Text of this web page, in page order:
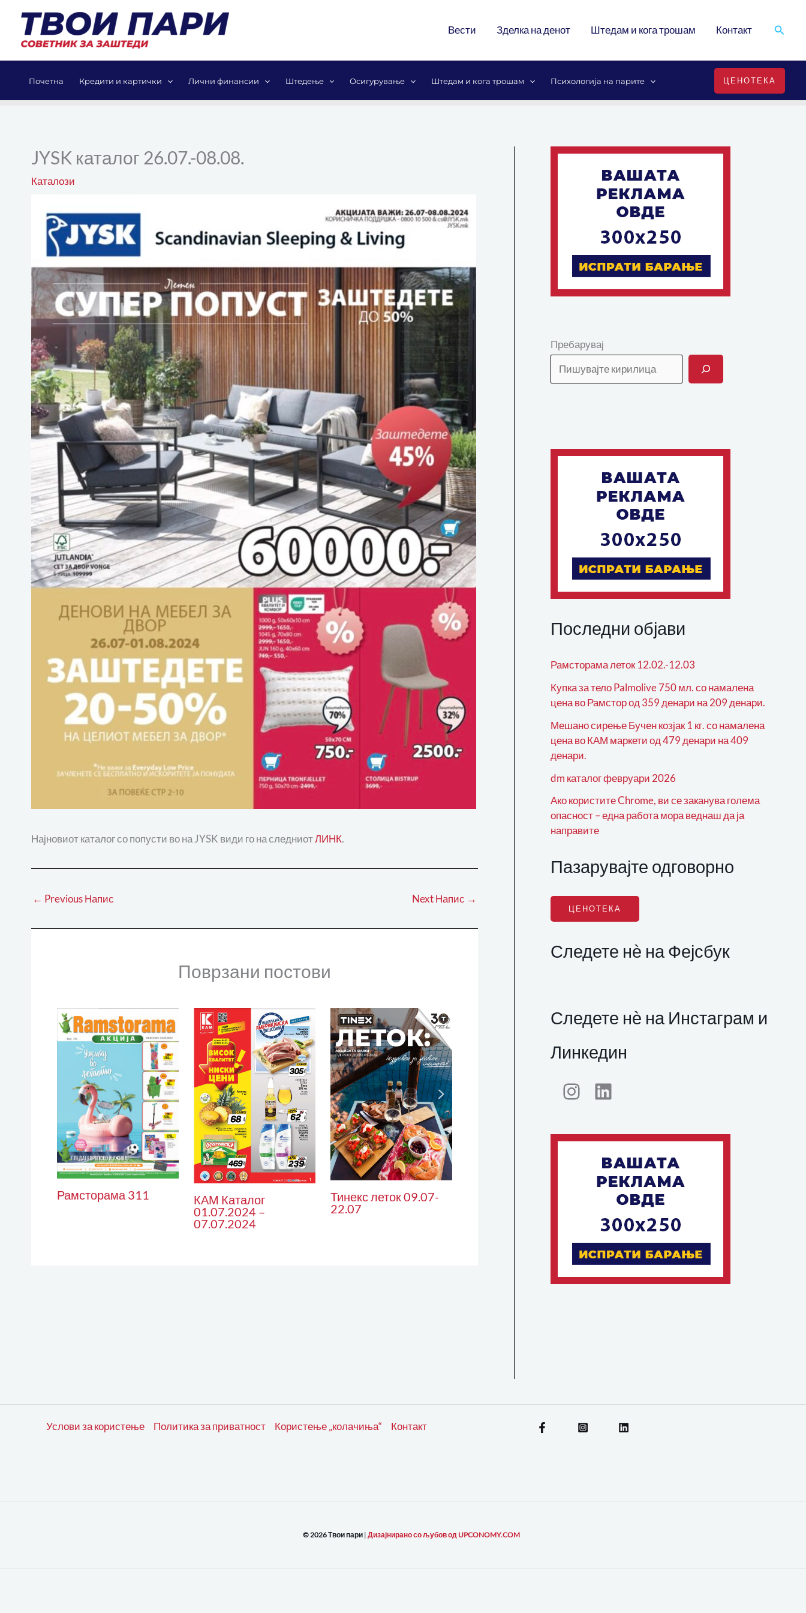
content
Вести Зделка на денот Штедам и кога трошам Контакт Search
Почетна Кредити и картички Лични финансии Штедење Осигурување Штедам и кога трошам Психологија на парите ЦЕНОТЕКА
JYSK каталог 26.07.-08.08.
Каталози
Најновиот каталог со попусти во на JYSK види го на следниотЛИНК.
← Previous Напис Next Напис →
Поврзани постови
Рамсторама 311
КАМ Каталог
01.07.2024 –
07.07.2024
Тинекс леток 09.07-
22.07
Пребарувај
Последни објави
Рамсторама леток 12.02.-12.03
Купка за тело Palmolive 750 мл. со намалена
цена во Рамстор од 359 денари на 209 денари.
Мешано сирење Бучен козјак 1 кг. со намалена
цена во КАМ маркети од 479 денари на 409
денари.
dm каталог февруари 2026
Ако користите Chrome, ви се заканува голема
опасност – една работа мора веднаш да ја
направите
Пазарувајте одговорно
ЦЕНОТЕКА
Следете нѐ на Фејсбук
Следете нѐ на Инстаграм и
Линкедин
Услови за користење Политика за приватност Користење „колачиња“ Контакт
© 2026 Твои пари | Дизајнирано со љубов од UPCONOMY.COM